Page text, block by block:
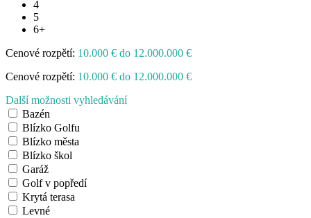
4
5
6+
Cenové rozpětí: 10.000 € do 12.000.000 €
Cenové rozpětí: 10.000 € do 12.000.000 €
Další možnosti vyhledávání
Bazén
Blízko Golfu
Blízko města
Blízko škol
Garáž
Golf v popředí
Krytá terasa
Levné